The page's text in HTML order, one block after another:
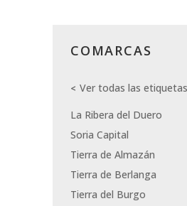
COMARCAS
Ver todas las etiquetas
La Ribera del Duero
Soria Capital
Tierra de Almazán
Tierra de Berlanga
Tierra del Burgo